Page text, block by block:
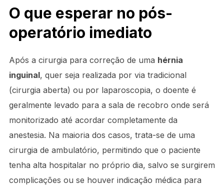
O que esperar no pós-
operatório imediato
Após a cirurgia para correção de uma hérnia
inguinal, quer seja realizada por via tradicional
(cirurgia aberta) ou por laparoscopia, o doente é
geralmente levado para a sala de recobro onde será
monitorizado até acordar completamente da
anestesia. Na maioria dos casos, trata-se de uma
cirurgia de ambulatório, permitindo que o paciente
tenha alta hospitalar no próprio dia, salvo se surgirem
complicações ou se houver indicação médica para